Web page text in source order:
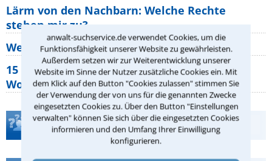
anwalt-suchservice.de verwendet Cookies, um die
Funktionsfähigkeit unserer Website zu gewährleisten.
Außerdem setzen wir zur Weiterentwicklung unserer
Website im Sinne der Nutzer zusätzliche Cookies ein. Mit
dem Klick auf den Button "Cookies zulassen" stimmen Sie
der Verwendung der von uns für die genannten Zwecke
eingesetzten Cookies zu. Über den Button "Einstellungen
verwalten" können Sie sich über die eingesetzten Cookies
informieren und den Umfang Ihrer Einwilligung
konfigurieren.
Lärm von den Nachbarn: Welche Rechte
stehen mir zu?
Wer muss Zweitwohnungssteuer zahlen?
15 elementare Rechte, die jeder
Wohnungseigentümer kennen sollte
Teste Dein Rechtswissen